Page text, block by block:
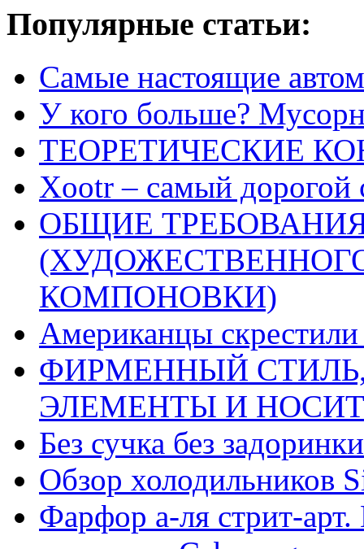
Популярные статьи:
Самые настоящие
У кого больше?
ТЕОРЕТИЧЕСКИЕ
Xootr – самый дорогой
ОБЩИЕ
КОМПОНОВКИ)
Американцы
ФИРМЕННЫЙ
ЭЛЕМЕНТЫ И
Без сучка без
Обзор холодильников
Фарфор а-ля стрит-